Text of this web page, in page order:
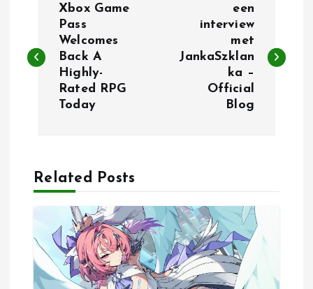
s
a
v
g
Xbox Game
Pass
Welcomes
Back A
Highly-
Rated RPG
Today
een
interview
met
JankaSzklan
ka –
Official
Blog
Related Posts